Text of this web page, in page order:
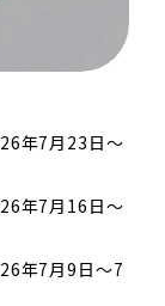
年7月23日～
年7月16日～
年7月9日～7